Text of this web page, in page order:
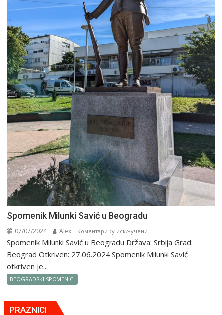
Spomenik Milunki Savić u Beogradu
07/07/2024 Alex Коментари су искључени
Spomenik
Milunki
Spomenik Milunki Savić u Beogradu Država: Srbija Grad:
Beograd Otkriven: 27.06.2024 Spomenik Milunki Savić
otkriven je...
BEOGRADSKI SPOMENICI
PRAZNICI